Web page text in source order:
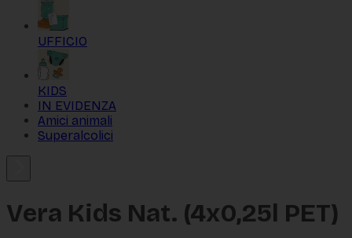
UFFICIO
KIDS
IN EVIDENZA
Amici animali
Superalcolici
Vera Kids Nat. (4x0,25l PET)